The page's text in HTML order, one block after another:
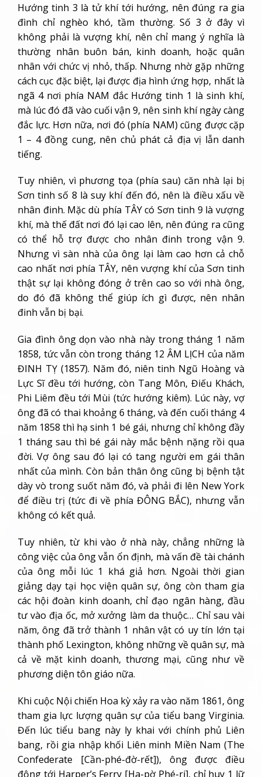
Hướng tinh 3 là tử khí tới hướng, nên đúng ra gia
đình chỉ nghèo khó, tầm thường. Số 3 ở đây vì
không phải là vượng khí, nên chỉ mang ý nghĩa là
thường nhân buôn bán, kinh doanh, hoặc quân
nhân với chức vị nhỏ, thấp. Nhưng nhờ gặp những
cách cục đặc biệt, lại được địa hình ứng hợp, nhất là
ngã 4 nơi phía NAM đắc Hướng tinh 1 là sinh khí,
mà lúc đó đã vào cuối vận 9, nên sinh khí ngày càng
đắc lực. Hơn nữa, nơi đó (phía NAM) cũng được cặp
1 – 4 đồng cung, nên chủ phát cả địa vị lẫn danh
tiếng.
Tuy nhiên, vì phương tọa (phía sau) căn nhà lại bị
Sơn tinh số 8 là suy khí đến đó, nên là điều xấu về
nhân đinh. Mặc dù phía TÂY có Sơn tinh 9 là vượng
khí, mà thế đất nơi đó lại cao lên, nên đúng ra cũng
có thể hỗ trợ được cho nhân đinh trong vận 9.
Nhưng vì sàn nhà của ông lại làm cao hơn cả chỗ
cao nhất nơi phía TÂY, nên vượng khí của Sơn tinh
thật sự lại không đóng ở trên cao so với nhà ông,
do đó đã không thể giúp ích gì được, nên nhân
đinh vẫn bị bại.
Gia đình ông dọn vào nhà này trong tháng 1 năm
1858, tức vẫn còn trong tháng 12 ÂM LỊCH của năm
ĐINH TỴ (1857). Năm đó, niên tinh Ngũ Hoàng và
Lực Sĩ đều tới hướng, còn Tang Môn, Điếu Khách,
Phi Liêm đều tới Mùi (tức hướng kiêm). Lúc này, vợ
ông đã có thai khoảng 6 tháng, và đến cuối tháng 4
năm 1858 thì hạ sinh 1 bé gái, nhưng chỉ không đầy
1 tháng sau thì bé gái này mắc bệnh nặng rồi qua
đời. Vợ ông sau đó lại có tang người em gái thân
nhất của mình. Còn bản thân ông cũng bị bệnh tật
dày vò trong suốt năm đó, và phải đi lên New York
để điều trị (tức đi về phía ĐÔNG BẮC), nhưng vẫn
không có kết quả.
Tuy nhiên, từ khi vào ở nhà này, chẳng những là
công việc của ông vẫn ổn định, mà vấn đề tài chánh
của ông mỗi lúc 1 khá giả hơn. Ngoài thời gian
giảng dạy tại học viện quân sự, ông còn tham gia
các hội đoàn kinh doanh, chỉ đạo ngân hàng, đầu
tư vào địa ốc, mở xưởng làm da thuộc… Chỉ sau vài
năm, ông đã trở thành 1 nhân vật có uy tín lớn tại
thành phố Lexington, không những về quân sự, mà
cả về mặt kinh doanh, thương mại, cũng như về
phương diện tôn giáo nữa.
Khi cuộc Nội chiến Hoa kỳ xảy ra vào năm 1861, ông
tham gia lực lượng quân sự của tiểu bang Virginia.
Đến lúc tiểu bang này ly khai với chính phủ Liên
bang, rồi gia nhập khối Liên minh Miền Nam (The
Confederate [Cần-phé-đờ-rết]), ông được điều
động tới Harper’s Ferry [Ha-pờ Phé-ri], chỉ huy 1 lữ